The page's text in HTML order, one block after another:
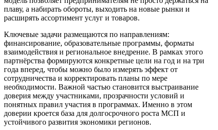
плаву, а набирать обороты, выходить на новые рынки и
расширять ассортимент услуг и товаров.
Ключевые задачи размещаются по направлениям:
финансирование, образовательные программы, форматы
взаимодействия и региональное внедрение. В рамках этого
партнёрства формируются конкретные цели на год и на три
года вперед, чтобы можно было измерять эффект от
сотрудничества и корректировать планы по мере
необходимости. Важной частью становится выстраивание
доверия между участниками, прозрачности условий и
понятных правил участия в программах. Именно в этом
доверии кроется база для долгосрочного роста МСП и
устойчивого развития экономики регионов.